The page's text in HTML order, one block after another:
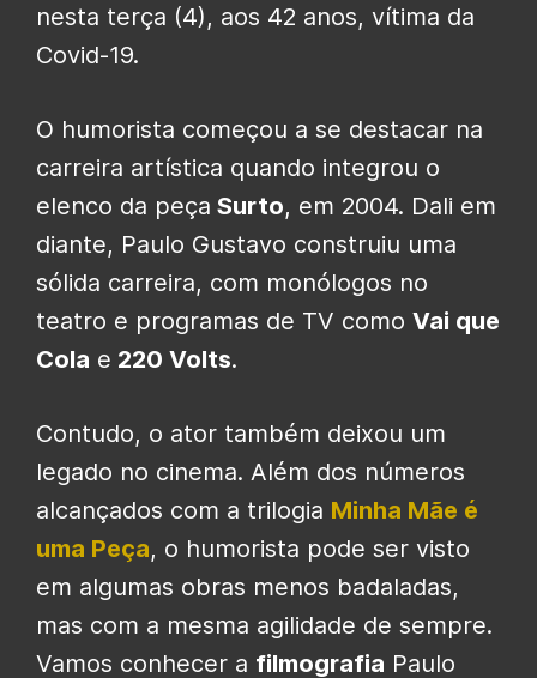
nesta terça (4), aos 42 anos, vítima da
Covid-19.
O humorista começou a se destacar na
carreira artística quando integrou o
elenco da peça Surto, em 2004. Dali em
diante, Paulo Gustavo construiu uma
sólida carreira, com monólogos no
teatro e programas de TV como Vai que
Cola e 220 Volts.
Contudo, o ator também deixou um
legado no cinema. Além dos números
alcançados com a trilogia Minha Mãe é
uma Peça, o humorista pode ser visto
em algumas obras menos badaladas,
mas com a mesma agilidade de sempre.
Vamos conhecer a filmografia Paulo